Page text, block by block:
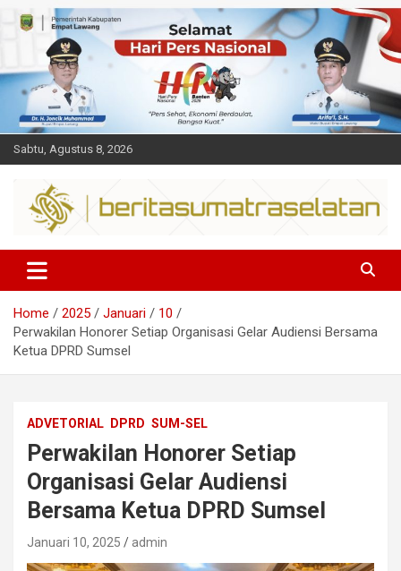
Sabtu, Agustus 8, 2026
Sumsel
Home 2025 Januari
10
Perwakilan Honorer Setiap Organisasi Gelar Audiensi Bersama
Ketua DPRD Sumsel
ADVETORIAL DPRD SUM-SEL
Perwakilan Honorer Setiap
Organisasi Gelar Audiensi
Bersama Ketua DPRD Sumsel
Januari 10, 2025 admin